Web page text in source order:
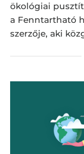
ökológiai
a Fenntartható
szerzője, aki